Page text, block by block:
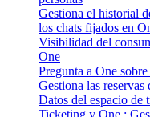
Gestiona el historial
los chats fijados en
Visibilidad del
One
Pregunta a One
Gestiona las
Datos del espacio de
Ticketing y One :